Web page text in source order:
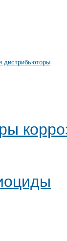
дистрибьюторы